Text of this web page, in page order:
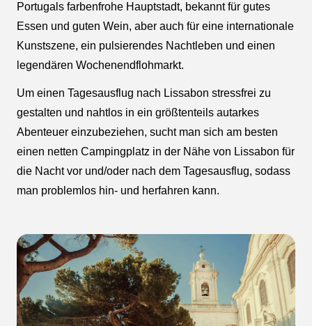
Portugals farbenfrohe Hauptstadt, bekannt für gutes
Essen und guten Wein, aber auch für eine internationale
Kunstszene, ein pulsierendes Nachtleben und einen
legendären Wochenendflohmarkt.
Um einen Tagesausflug nach Lissabon stressfrei zu
gestalten und nahtlos in ein größtenteils autarkes
Abenteuer einzubeziehen, sucht man sich am besten
einen netten Campingplatz in der Nähe von Lissabon für
die Nacht vor und/oder nach dem Tagesausflug, sodass
man problemlos hin- und herfahren kann.